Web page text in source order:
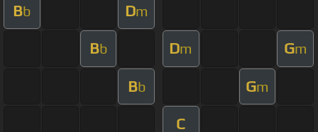
Bb Dm
Bb Dm Gm
Bb Gm
C